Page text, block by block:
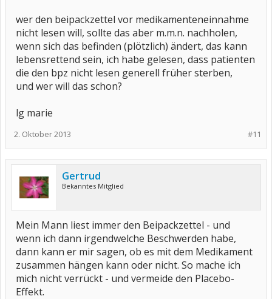
wer den beipackzettel vor medikamenteneinnahme
nicht lesen will, sollte das aber m.m.n. nachholen,
wenn sich das befinden (plötzlich) ändert, das kann
lebensrettend sein, ich habe gelesen, dass patienten
die den bpz nicht lesen generell früher sterben,
und wer will das schon?
lg marie
#11
2. Oktober 2013
Gertrud
Bekanntes Mitglied
Mein Mann liest immer den Beipackzettel - und
wenn ich dann irgendwelche Beschwerden habe,
dann kann er mir sagen, ob es mit dem Medikament
zusammen hängen kann oder nicht. So mache ich
mich nicht verrückt - und vermeide den Placebo-
Effekt.